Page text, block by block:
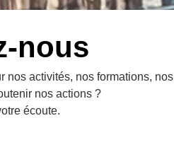
nous
nos activités, nos formations, nos
nos actions ?
écoute.